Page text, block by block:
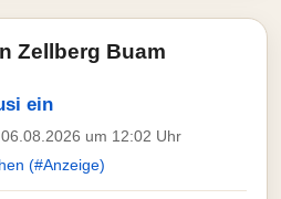
Zellberg Buam
ein
um 12:02 Uhr
(#Anzeige)